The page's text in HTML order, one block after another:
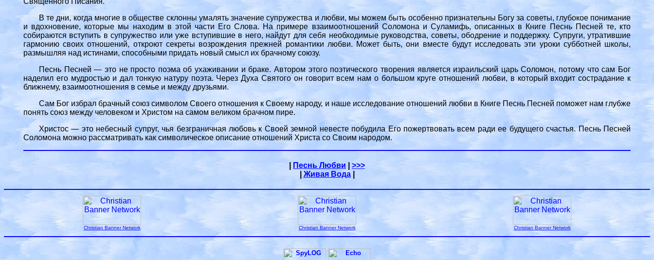
В те дни, когда многие в обществе склонны умалять значение супружества и любви, мы можем быть особенно признательны Богу за советы, глубокое понимание
и вдохновение, которые мы находим в этой части Его Слова. На примере взаимоотношений Соломона и Суламифь, описанных в Книге Песнь Песней те, кто
собираются вступить в супружество или уже вступившие в него, найдут для себя необходимые руководства, советы, ободрение и поддержку. Супруги, утратившие
гармонию своих отношений, откроют секреты возрождения прежней романтики любви. Может быть, они вместе будут исследовать эти уроки субботней школы,
размышляя над истинами, способными придать новый смысл их брачному союзу.
Песнь Песней — это не просто поэма об ухаживании и браке. Автором этого поэтического творения является израильский царь Соломон, потому что сам Бог
наделил его мудростью и дал тонкую натуру поэта. Через Духа Святого он говорит всем нам о большом круге отношений любви, в который входит сострадание к
ближнему, взаимоотношения в семье и между друзьями.
Сам Бог избрал брачный союз символом Своего отношения к Своему народу, и наше исследование отношений любви в Книге Песнь Песней поможет нам глубже
понять союз между человеком и Христом на самом великом брачном пире.
Христос — это небесный супруг, чья безграничная любовь к Своей земной невесте побудила Его пожертвовать всем ради ее будущего счастья. Песнь Песней
Соломона можно рассматривать как символическое описание отношений Христа со Своим народом.
Песнь Любви
>>>
Живая Вода|
Christian Banner Network Christian Banner Network Christian Banner Network